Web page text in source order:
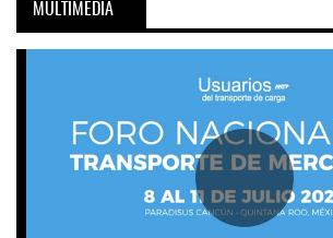
MULTIMEDIA